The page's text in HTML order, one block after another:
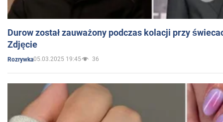
Durow został zauważony podczas kolacji przy
Zdjęcie
Rozrywka05.03.2025 19:45 36